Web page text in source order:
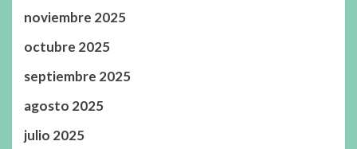
noviembre 2025
octubre 2025
septiembre 2025
agosto 2025
julio 2025